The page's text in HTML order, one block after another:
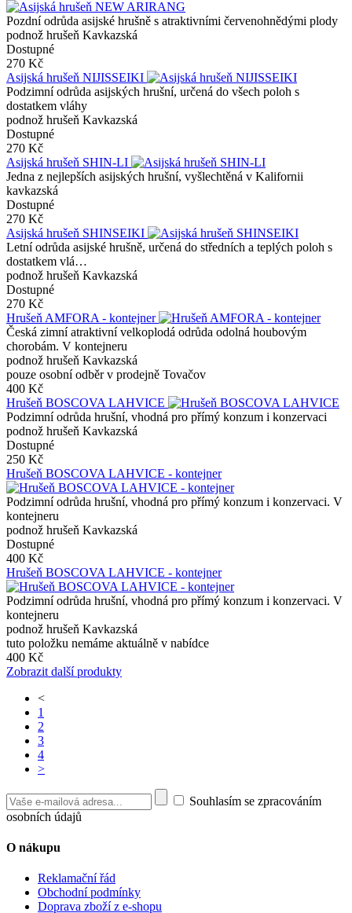
Pozdní odrůda asijské hrušně s atraktivními červenohnědými plody
podnož hrušeň Kavkazská
Dostupné
270 Kč
Asijská hrušeň NIJISSEIKI
Podzimní odrůda asijských hrušní, určená do všech poloh s
dostatkem vláhy
podnož hrušeň Kavkazská
Dostupné
270 Kč
Asijská hrušeň SHIN-LI
Jedna z nejlepších asijských hrušní, vyšlechtěná v Kalifornii
kavkazská
Dostupné
270 Kč
Asijská hrušeň SHINSEIKI
Letní odrůda asijské hrušně, určená do středních a teplých poloh s
dostatkem vlá…
podnož hrušeň Kavkazská
Dostupné
270 Kč
Hrušeň AMFORA - kontejner
Česká zimní atraktivní velkoplodá odrůda odolná houbovým
chorobám. V kontejneru
podnož hrušeň Kavkazská
pouze osobní odběr v prodejně Tovačov
400 Kč
Hrušeň BOSCOVA LAHVICE
Podzimní odrůda hrušní, vhodná pro přímý konzum i konzervaci
podnož hrušeň Kavkazská
Dostupné
250 Kč
Hrušeň BOSCOVA LAHVICE - kontejner
Podzimní odrůda hrušní, vhodná pro přímý konzum i konzervaci. V
kontejneru
podnož hrušeň Kavkazská
Dostupné
400 Kč
Hrušeň BOSCOVA LAHVICE - kontejner
Podzimní odrůda hrušní, vhodná pro přímý konzum i konzervaci. V
kontejneru
podnož hrušeň Kavkazská
tuto položku nemáme aktuálně v nabídce
400 Kč
Zobrazit další produkty
<
1
2
3
4
>
Souhlasím se zpracováním
osobních údajů
O nákupu
Reklamační řád
Obchodní podmínky
Doprava zboží z e-shopu